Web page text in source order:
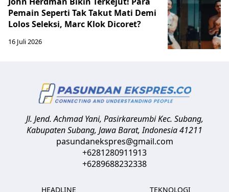
Pemain Seperti Tak Takut Mati Demi
Lolos Seleksi, Marc Klok Dicoret?
16 Juli 2026
Jl. Jend. Achmad Yani, Pasirkareumbi Kec. Subang,
Kabupaten Subang, Jawa Barat,Indonesia41211
pasundanekspres@gmail.com
+6281280911913
+6289688232338
HEADLINE
TEKNOLOGI